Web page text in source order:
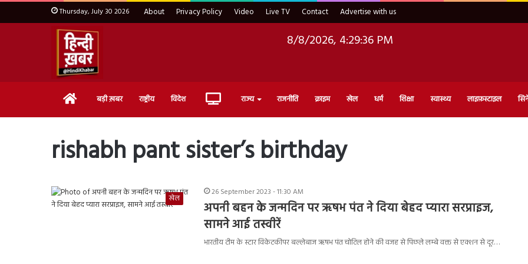
Thursday, July 30 2026 About Privacy Policy Video Live TV Contact Advertise with us
8/8/2026, 4:29:37 PM
Home बड़ी ख़बर राष्ट्रीय विदेश Live राज्य राजनीति क्राइम खेल धर्म शिक्षा स्वास्थ्य लाइफ़स्टाइल
rishabh pant sister’s birthday
खेल
26 September 2023 - 11:30 AM
अपनी बहन के जन्मदिन पर ऋषभ पंत ने दिया बेहद प्यारा सरप्राइज,
सामने आई तस्वीरें
भारतीय टीम के स्टार विकेटकीपर बल्लेबाज ऋषभ पंत चोटिल होने की वजह से पिछले लम्बे वक्त से एक्शन से दूर…